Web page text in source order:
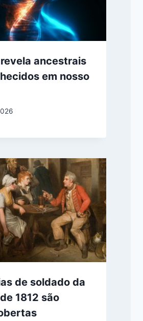
ancestrais
em nosso
de soldado da
1812 são